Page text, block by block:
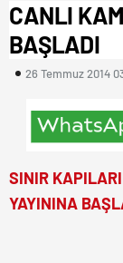
CANLI
BAŞLADI
26 Temmuz 2014
SINIR
YAYININA